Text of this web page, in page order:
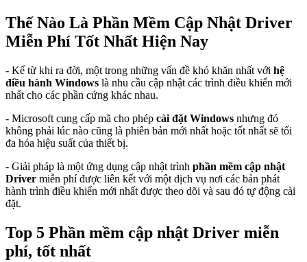
Thế Nào Là Phần Mềm Cập Nhật Driver
Miễn Phí Tốt Nhất Hiện Nay
- Kể từ khi ra đời, một trong những vấn đề khó khăn nhất với hệ
điều hành Windows là nhu cầu cập nhật các trình điều khiển mới
nhất cho các phần cứng khác nhau.
- Microsoft cung cấp mã cho phép cài đặt Windows nhưng đó
không phải lúc nào cũng là phiên bản mới nhất hoặc tốt nhất sẽ tối
đa hóa hiệu suất của thiết bị.
- Giải pháp là một ứng dụng cập nhật trình phần mềm cập nhật
Driver miễn phí được liên kết với một dịch vụ nơi các bản phát
hành trình điều khiển mới nhất được theo dõi và sau đó tự động cài
đặt.
Top 5 Phần mềm cập nhật Driver miễn
phí, tốt nhất